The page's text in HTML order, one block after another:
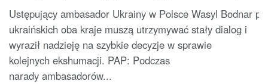
Ustępujący ambasador Ukrainy w Polsce Wasyl Bodnar
ukraińskich oba kraje muszą utrzymywać stały dialog i
wyraził nadzieję na szybkie decyzje w sprawie
kolejnych ekshumacji. PAP: Podczas
narady ambasadorów...